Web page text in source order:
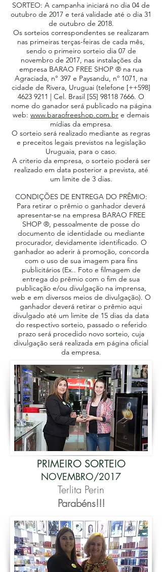
SORTEO: A campanha iniciará no dia 04 de
outubro de 2017 e terá validade até o dia 31
de outubro de 2018.
Os sorteios correspondentes se realizaram
nas primeiras terças-feiras de cada mês,
sendo o primeiro sorteio dia 07 de
novembro de 2017, nas instalações da
empresa BARAO FREE SHOP ® na rua
Agraciada, n° 397 e Paysandu, nº 1071, na
cidade de Rivera, Uruguai (telefone [++598]
4623 9211 | Cel. Brasil [55] 98118 7666. O
nome do ganador será publicado na página
web: www.baraofreeshop.com.br e demais
mídias da empresa.
O sorteio será realizado mediante as regras
e preceitos legais previstos na legislação
Uruguaia, para o caso.
A criterio da empresa, o sorteio poderá ser
realizado em data posterior a prevista, até
um limite de 3 dias.
CONDIÇÕES DE ENTREGA DO PRÊMIO:
Para retirar o prêmio o ganhador deverá
apresentar-se na empresa BARAO FREE
SHOP ®, pessoalmente de posse do
documento de identidade ou mediante
procurador, devidamente identificado. O
ganhador ao aderir à promoção, concorda
com o uso de sua imagem para fins
publicitários (Ex.. Foto e filmagem de
entrega do prêmio com o fim de sua
publicação e/ou divulgação na imprensa,
web e em diversos meios de divulgação). O
ganhador deverá retirar o prêmio aqui
divulgado até um limite de 15 dias da data
do respectivo sorteio, passado o referido
prazo será procedido novo sorteio, cuja
divulgação será realizada em página oficial
da empresa.
PRIMEIRO SORTEIO
NOVEMBRO/2017
Terlita Perin
Parabéns!!!